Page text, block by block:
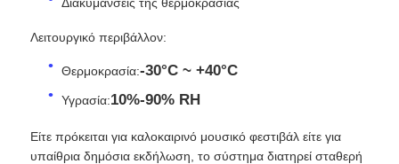
Λειτουργικό περιβάλλον:
Θερμοκρασία:-30°C ~ +40°C
Υγρασία:10%-90% RH
Είτε πρόκειται για καλοκαιρινό μουσικό φεστιβάλ είτε για
υπαίθρια δημόσια εκδήλωση, το σύστημα διατηρεί σταθερή